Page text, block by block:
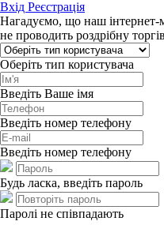
Вхід Реєстрація
Нагадуємо, що наш інтернет-
не проводить роздрібну
Оберіть тип користувача
Введіть Ваше імя
Введіть номер телефону
Введіть номер телефону
Будь ласка, введіть пароль
Паролі не співпадають